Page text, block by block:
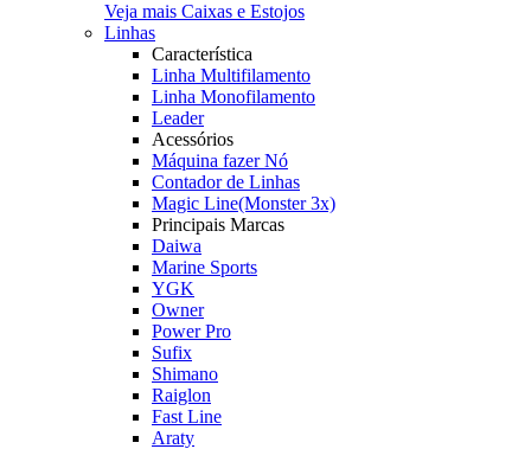
Veja mais Caixas e Estojos
Linhas
Característica
Linha Multifilamento
Linha Monofilamento
Leader
Acessórios
Máquina fazer Nó
Contador de Linhas
Magic Line(Monster 3x)
Principais Marcas
Daiwa
Marine Sports
YGK
Owner
Power Pro
Sufix
Shimano
Raiglon
Fast Line
Araty